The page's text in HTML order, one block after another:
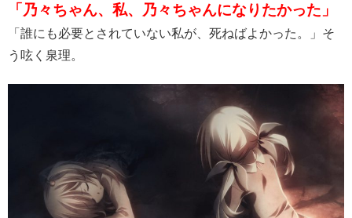
「乃々ちゃん、私、乃々ちゃんになりたかった」
「誰にも必要とされていない私が、死ねばよかった。」そ
う呟く泉理。